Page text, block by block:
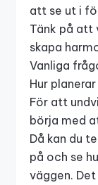
att se ut i
Tänk på att
skapa
Vanliga
Hur
För att
börja med
Då kan du
på och se
väggen.